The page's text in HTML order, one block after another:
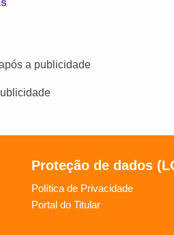
a publicidade
Proteção de dados
Política de Privacidade
Portal do Titular